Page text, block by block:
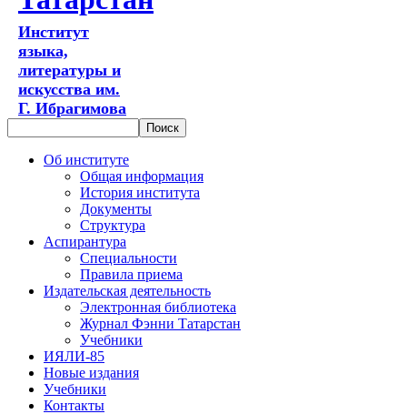
Институт
языка,
литературы и
искусства им.
Г. Ибрагимова
Об институте
Общая информация
История института
Документы
Структура
Аспирантура
Специальности
Правила приема
Издательская деятельность
Электронная библиотека
Журнал Фэнни Татарстан
Учебники
ИЯЛИ-85
Новые издания
Учебники
Контакты